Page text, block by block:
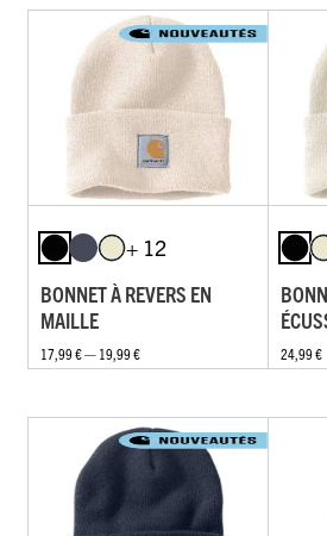
+ 12
BONNET À REVERS EN
MAILLE
17,99 € — 19,99 € 24,99 €